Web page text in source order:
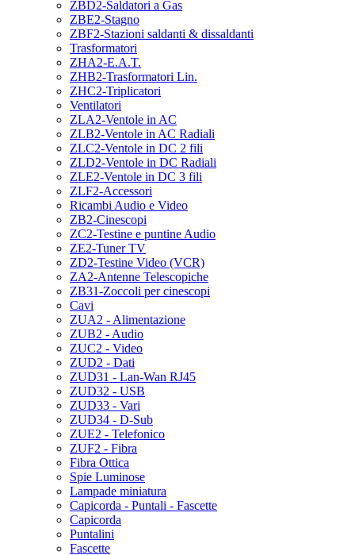
ZBD2-Saldatori a Gas
ZBE2-Stagno
ZBF2-Stazioni saldanti & dissaldanti
Trasformatori
ZHA2-E.A.T.
ZHB2-Trasformatori Lin.
ZHC2-Triplicatori
Ventilatori
ZLA2-Ventole in AC
ZLB2-Ventole in AC Radiali
ZLC2-Ventole in DC 2 fili
ZLD2-Ventole in DC Radiali
ZLE2-Ventole in DC 3 fili
ZLF2-Accessori
Ricambi Audio e Video
ZB2-Cinescopi
ZC2-Testine e puntine Audio
ZE2-Tuner TV
ZD2-Testine Video (VCR)
ZA2-Antenne Telescopiche
ZB31-Zoccoli per cinescopi
Cavi
ZUA2 - Alimentazione
ZUB2 - Audio
ZUC2 - Video
ZUD2 - Dati
ZUD31 - Lan-Wan RJ45
ZUD32 - USB
ZUD33 - Vari
ZUD34 - D-Sub
ZUE2 - Telefonico
ZUF2 - Fibra
Fibra Ottica
Spie Luminose
Lampade miniatura
Capicorda - Puntali - Fascette
Capicorda
Puntalini
Fascette